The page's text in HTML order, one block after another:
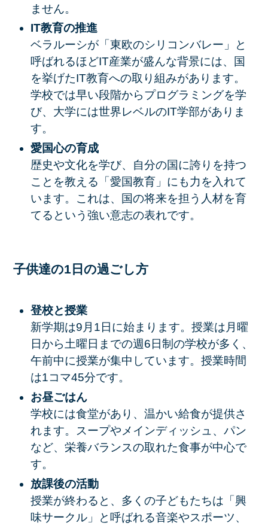
ません。
IT教育の推進
ベラルーシが「東欧のシリコンバレー」と
呼ばれるほどIT産業が盛んな背景には、国
を挙げたIT教育への取り組みがあります。
学校では早い段階からプログラミングを学
び、大学には世界レベルのIT学部がありま
す。
愛国心の育成
歴史や文化を学び、自分の国に誇りを持つ
ことを教える「愛国教育」にも力を入れて
います。これは、国の将来を担う人材を育
てるという強い意志の表れです。
子供達の1日の過ごし方
登校と授業
新学期は9月1日に始まります。授業は月曜
日から土曜日までの週6日制の学校が多く、
午前中に授業が集中しています。授業時間
は1コマ45分です。
お昼ごはん
学校には食堂があり、温かい給食が提供さ
れます。スープやメインディッシュ、パン
など、栄養バランスの取れた食事が中心で
す。
放課後の活動
授業が終わると、多くの子どもたちは「興
味サークル」と呼ばれる音楽やスポーツ、